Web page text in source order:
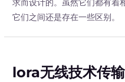
它们之间还是存在一些区别。
lora无线技术传